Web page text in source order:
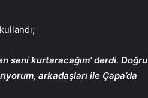
seni kurtaracağım’ derdi. Doğru
arkadaşları ile Çapa’da